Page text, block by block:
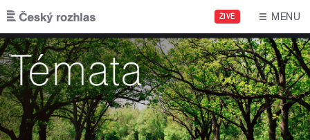
Přejít k hlavnímu obsahu
ŽIVĚ MENU